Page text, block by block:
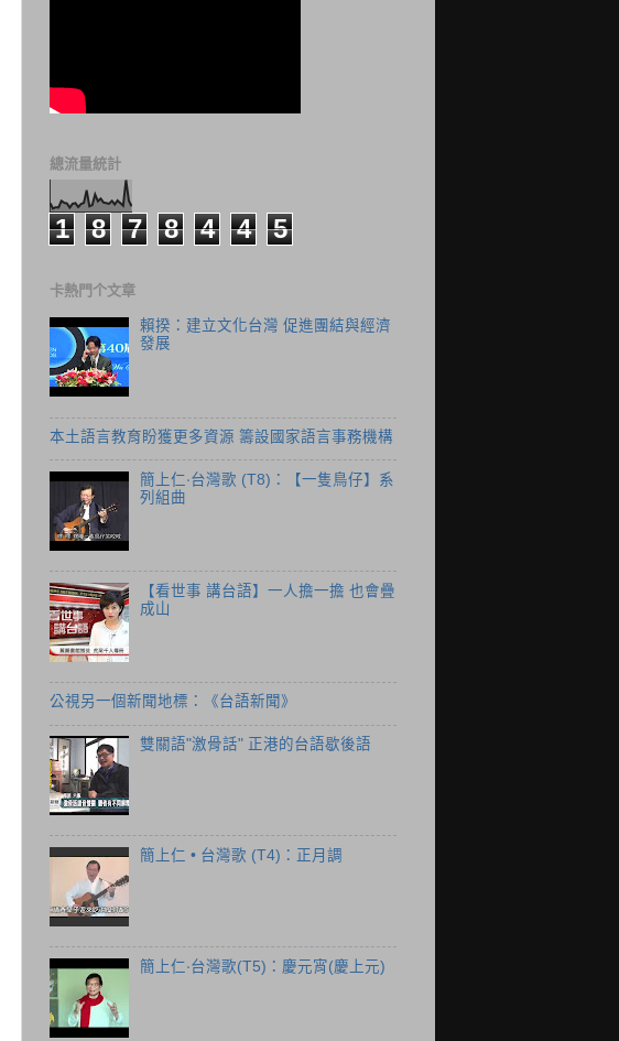
總流量統計
1 8 7 8 4 4 5
卡熱門个文章
賴揆：建立文化台灣 促進團結與經濟
發展
本土語言教育盼獲更多資源 籌設國家語言事務機構
簡上仁‧台灣歌 (T8)：【一隻鳥仔】系
列組曲
【看世事 講台語】一人擔一擔 也會疊
成山
公視另一個新聞地標：《台語新聞》
雙關語"激骨話" 正港的台語歇後語
簡上仁 • 台灣歌 (T4)：正月調
簡上仁‧台灣歌(T5)：慶元宵(慶上元)